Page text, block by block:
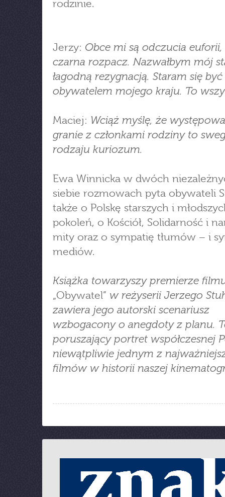
rodzinie.
Jerzy: Obce mi są odczucia euforii,
czarna rozpacz. Nazwałbym mój
łagodną rezygnacją. Staram się być
obywatelem mojego kraju. To
Maciej: Wciąż myślę, że
granie z członkami rodziny to
rodzaju kuriozum.
Ewa Winnicka w dwóch
siebie rozmowach pyta obywateli
także o Polskę starszych i
pokoleń, o Kościół, Solidarność i
mity oraz o sympatię tłumów − i
mediów.
Książka towarzyszy premierze
„Obywatel” w reżyserii Jerzego
zawiera jego autorski scenariusz
wzbogacony o anegdoty z planu.
poruszający portret współczesnej
niewątpliwie jednym z
filmów w historii naszej